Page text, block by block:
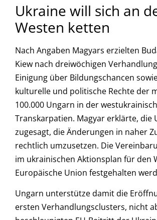
Ukraine will sich an
Westen ketten
Nach Angaben Magyars erzielten
Kiew nach dreiwöchigen
Einigung über Bildungschancen
kulturelle und politische Rechte der
100.000 Ungarn in der
Transkarpatien. Magyar erklärte, die
zugesagt, die Änderungen in naher
rechtlich umzusetzen. Die
im ukrainischen Aktionsplan für den
Europäische Union festgehalten
Ungarn unterstütze damit die
ersten Verhandlungsclusters, nicht